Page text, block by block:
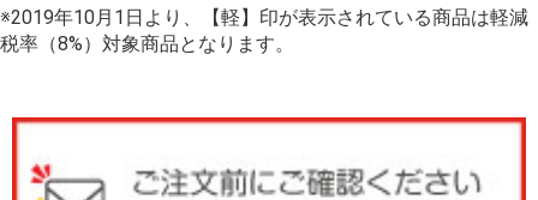
※2019年10月1日より、【軽】印が表示されている商品は軽減
税率（8%）対象商品となります。